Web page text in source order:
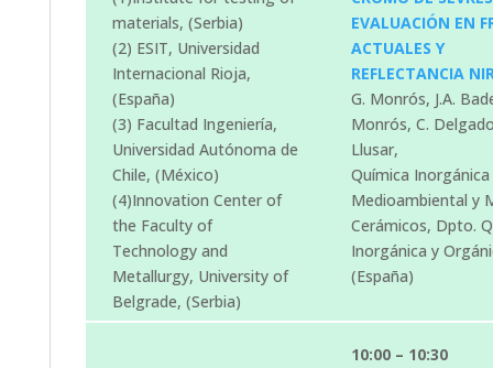
materials, (Serbia)
(2) ESIT, Universidad
Internacional Rioja,
(España)
(3) Facultad Ingeniería,
Universidad Autónoma de
Chile, (México)
(4)Innovation Center of
the Faculty of
Technology and
Metallurgy, University of
Belgrade, (Serbia)
EVALUACIÓN EN
ACTUALES Y
REFLECTANCIA
G. Monrós, J.A.
Monrós, C.
Llusar,
Química Inorgánica
Medioambiental y
Cerámicos, Dpto.
Inorgánica y
(España)
10:00 – 10:30